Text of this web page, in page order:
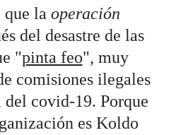
que la operación
del desastre de las
"pinta feo", muy
comisiones ilegales
covid-19. Porque
es Koldo